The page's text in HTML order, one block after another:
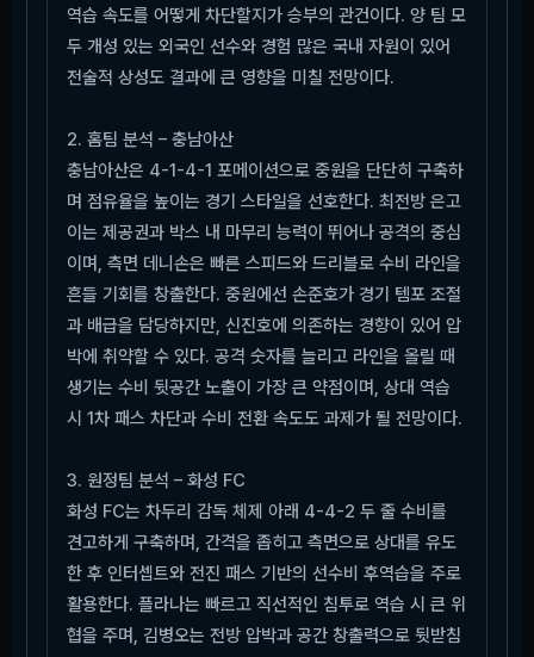
역습 속도를 어떻게 차단할지가 승부의 관건이다. 양 팀 모
두 개성 있는 외국인 선수와 경험 많은 국내 자원이 있어
전술적 상성도 결과에 큰 영향을 미칠 전망이다.
2. 홈팀 분석 – 충남아산
충남아산은 4-1-4-1 포메이션으로 중원을 단단히 구축하
며 점유율을 높이는 경기 스타일을 선호한다. 최전방 은고
이는 제공권과 박스 내 마무리 능력이 뛰어나 공격의 중심
이며, 측면 데니손은 빠른 스피드와 드리블로 수비 라인을
흔들 기회를 창출한다. 중원에선 손준호가 경기 템포 조절
과 배급을 담당하지만, 신진호에 의존하는 경향이 있어 압
박에 취약할 수 있다. 공격 숫자를 늘리고 라인을 올릴 때
생기는 수비 뒷공간 노출이 가장 큰 약점이며, 상대 역습
시 1차 패스 차단과 수비 전환 속도도 과제가 될 전망이다.
3. 원정팀 분석 – 화성 FC
화성 FC는 차두리 감독 체제 아래 4-4-2 두 줄 수비를
견고하게 구축하며, 간격을 좁히고 측면으로 상대를 유도
한 후 인터셉트와 전진 패스 기반의 선수비 후역습을 주로
활용한다. 플라나는 빠르고 직선적인 침투로 역습 시 큰 위
협을 주며, 김병오는 전방 압박과 공간 창출력으로 뒷받침